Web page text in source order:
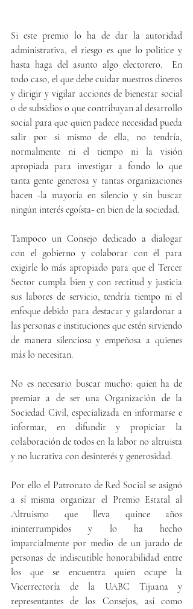
Si este premio lo ha de dar la autoridad
administrativa, el riesgo es que lo politice y
hasta haga del asunto algo electorero.  En
todo caso, el que debe cuidar nuestros dineros
y dirigir y vigilar acciones de bienestar social
o de subsidios o que contribuyan al desarrollo
social para que quien padece necesidad pueda
salir por si mismo de ella, no tendría,
normalmente ni el tiempo ni la visión
apropiada para investigar a fondo lo que
tanta gente generosa y tantas organizaciones
hacen -la mayoría en silencio y sin buscar
ningún interés egoísta- en bien de la sociedad.
Tampoco un Consejo dedicado a dialogar
con el gobierno y colaborar con él para
exigirle lo más apropiado para que el Tercer
Sector cumpla bien y con rectitud y justicia
sus labores de servicio, tendría tiempo ni el
enfoque debido para destacar y galardonar a
las personas e instituciones que estén sirviendo
de manera silenciosa y empeñosa a quienes
más lo necesitan.
No es necesario buscar mucho: quien ha de
premiar a de ser una Organización de la
Sociedad Civil, especializada en informarse e
informar, en difundir y propiciar la
colaboración de todos en la labor no altruista
y no lucrativa con desinterés y generosidad.
Por ello el Patronato de Red Social se asignó
a sí misma organizar el Premio Estatal al
Altruismo que lleva quince años
ininterrumpidos y lo ha hecho
imparcialmente por medio de un jurado de
personas de indiscutible honorabilidad entre
los que se encuentra quien ocupe la
Vicerrectoría de la UABC Tijuana y
representantes de los Consejos, así como